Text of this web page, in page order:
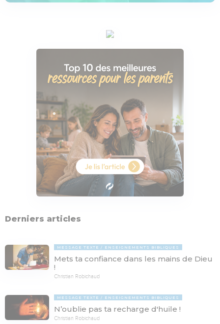
Derniers articles
MESSAGE TEXTE ENSEIGNEMENTS BIBLIQUES
Mets ta confiance dans les mains de Dieu
!
Christian Robichaud
MESSAGE TEXTE ENSEIGNEMENTS BIBLIQUES
N’oublie pas ta recharge d'huile !
Christian Robichaud